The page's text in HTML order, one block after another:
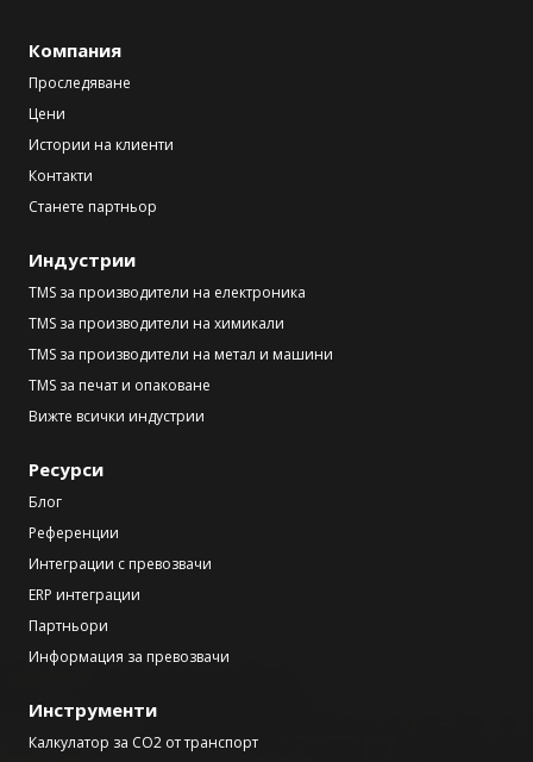
Компания
Проследяване
Цени
Истории на клиенти
Контакти
Станете партньор
Индустрии
TMS за производители на електроника
TMS за производители на химикали
TMS за производители на метал и машини
TMS за печат и опаковане
Вижте всички индустрии
Ресурси
Блог
Референции
Интеграции с превозвачи
ERP интеграции
Партньори
Информация за превозвачи
Инструменти
Калкулатор за CO2 от транспорт